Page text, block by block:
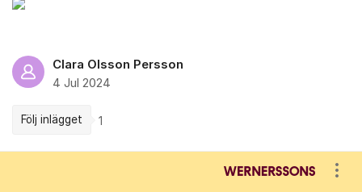
Clara Olsson Persson
4 Jul 2024
Följ inlägget 1